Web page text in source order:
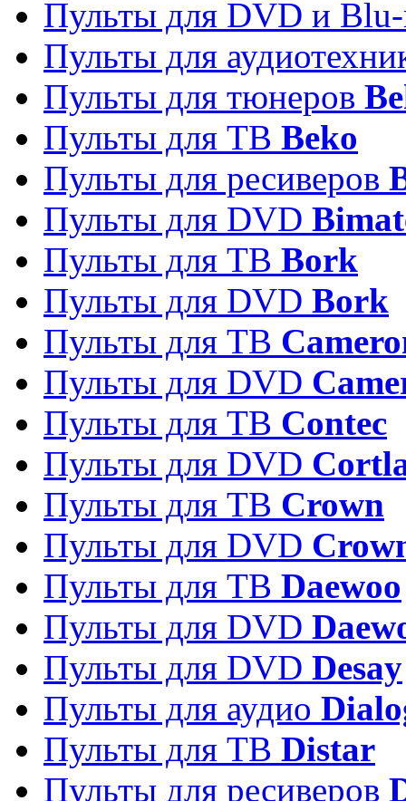
Пульты для DVD и
Пульты для
Пульты для тюнеров
Пульты для ТВ Beko
Пульты для ресиверов
Пульты для DVD
Пульты для ТВ Bork
Пульты для DVD Bork
Пульты для ТВ
Пульты для DVD
Пульты для ТВ Contec
Пульты для DVD
Пульты для ТВ Crown
Пульты для DVD
Пульты для ТВ Daewoo
Пульты для DVD
Пульты для DVD Desay
Пульты для аудио
Пульты для ТВ Distar
Пульты для ресиверов